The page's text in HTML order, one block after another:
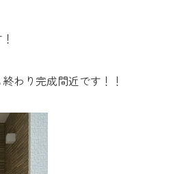
わり完成間近です！！